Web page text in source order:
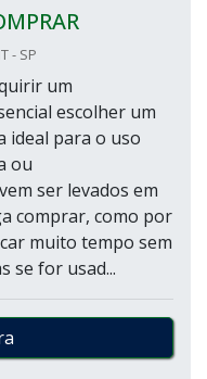
- SP
um
escolher um
ideal para o uso
ou
ser levados em
comprar, como por
muito tempo sem
se for usad...